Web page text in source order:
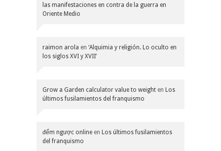
las manifestaciones en contra de la guerra en
Oriente Medio
raimon arola en ‘Alquimia y religión. Lo oculto en
los siglos XVI y XVII’
Grow a Garden calculator value to weight en Los
últimos fusilamientos del franquismo
đếm ngược online en Los últimos fusilamientos
del franquismo